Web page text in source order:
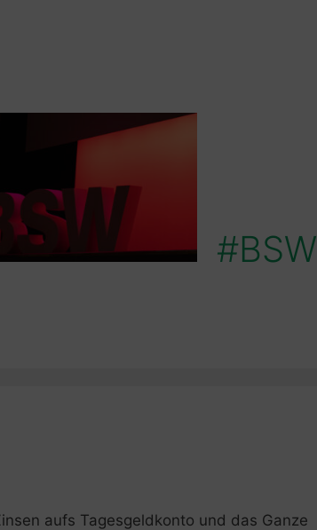
#BSW
aufs Tagesgeldkonto und das Ganze